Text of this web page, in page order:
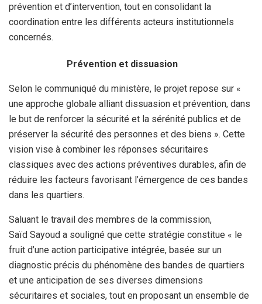
prévention et d’intervention, tout en consolidant la
coordination entre les différents acteurs institutionnels
concernés.
Prévention et dissuasion
Selon le communiqué du ministère, le projet repose sur «
une approche globale alliant dissuasion et prévention, dans
le but de renforcer la sécurité et la sérénité publics et de
préserver la sécurité des personnes et des biens ». Cette
vision vise à combiner les réponses sécuritaires
classiques avec des actions préventives durables, afin de
réduire les facteurs favorisant l’émergence de ces bandes
dans les quartiers.
Saluant le travail des membres de la commission,
Saïd Sayoud a souligné que cette stratégie constitue « le
fruit d’une action participative intégrée, basée sur un
diagnostic précis du phénomène des bandes de quartiers
et une anticipation de ses diverses dimensions
sécuritaires et sociales, tout en proposant un ensemble de